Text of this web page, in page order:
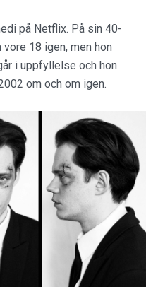
på Netflix. På sin 40-
18 igen, men hon
i uppfyllelse och hon
om och om igen.